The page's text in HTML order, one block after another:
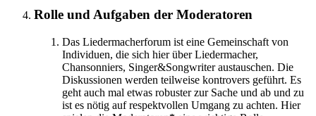
Rolle und Aufgaben der Moderatoren
Das Liedermacherforum ist eine Gemeinschaft von
Individuen, die sich hier über Liedermacher,
Chansonniers, Singer&Songwriter austauschen. Die
Diskussionen werden teilweise kontrovers geführt. Es
geht auch mal etwas robuster zur Sache und ab und zu
ist es nötig auf respektvollen Umgang zu achten. Hier